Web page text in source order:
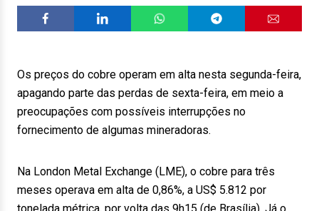
Os preços do cobre operam em alta nesta segunda-feira,
apagando parte das perdas de sexta-feira, em meio a
preocupações com possíveis interrupções no
fornecimento de algumas mineradoras.
Na London Metal Exchange (LME), o cobre para três
meses operava em alta de 0,86%, a US$ 5.812 por